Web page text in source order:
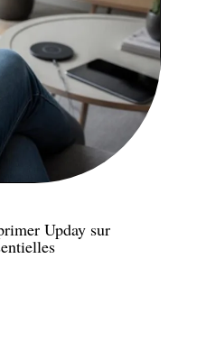
Upday sur